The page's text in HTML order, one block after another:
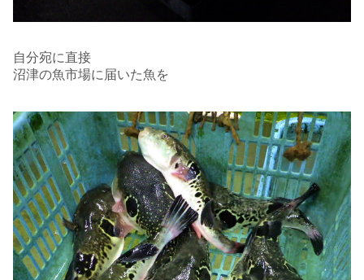
自分宛に直接
沼津の魚市場に届いた魚を